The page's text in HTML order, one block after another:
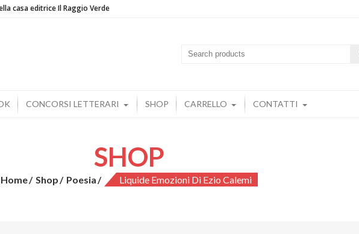
CONCORSI LETTERARI SHOP CARRELLO CONTATTI
SHOP
Home Shop Poesia Liquide Emozioni Di Ezio Calemi